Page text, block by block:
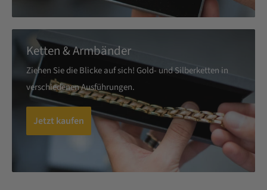
Ketten & Armbänder
Ziehen Sie die Blicke auf sich! Gold- und Silberketten in
verschiedenen Ausführungen.
Jetzt kaufen